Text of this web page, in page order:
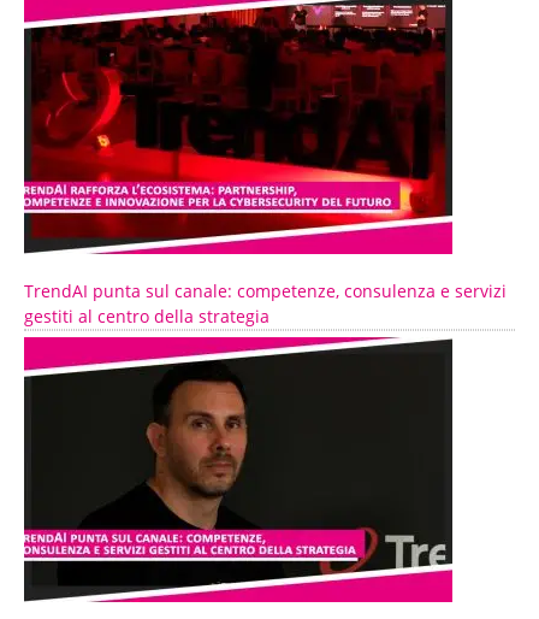
TrendAI punta sul canale: competenze, consulenza e servizi
gestiti al centro della strategia